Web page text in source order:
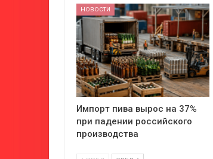
НОВОСТИ
Импорт пива вырос на 37%
при падении российского
производства